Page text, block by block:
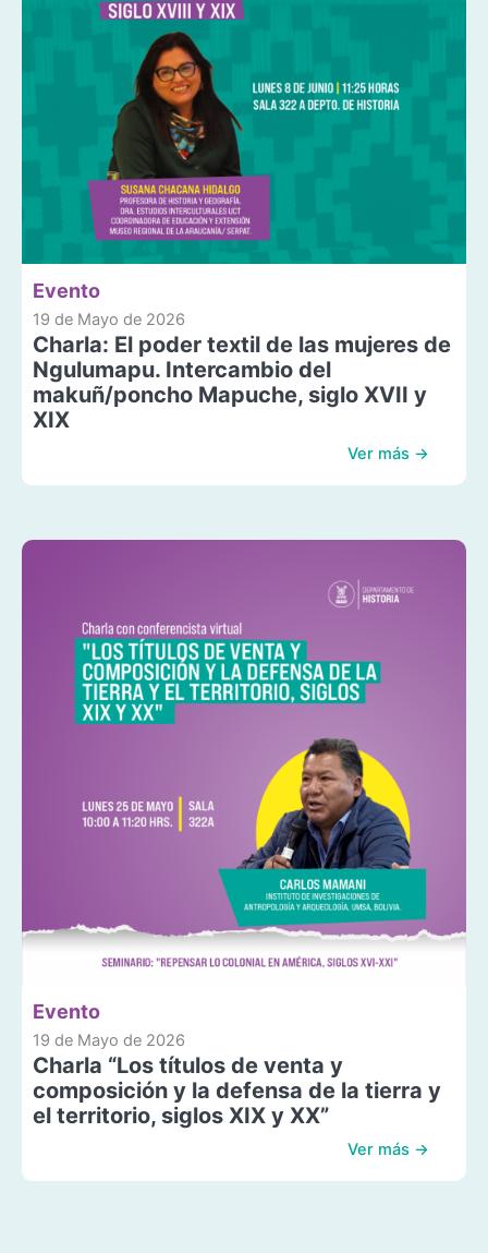
Evento
19 de Mayo de 2026
Charla: El poder textil de las mujeres de
Ngulumapu. Intercambio del
makuñ/poncho Mapuche, siglo XVII y
XIX
Ver más →
Evento
19 de Mayo de 2026
Charla “Los títulos de venta y
composición y la defensa de la tierra y
el territorio, siglos XIX y XX”
Ver más →